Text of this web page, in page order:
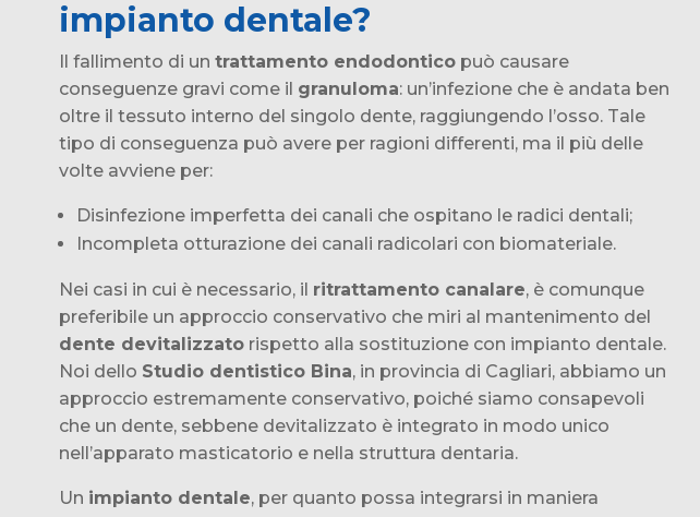
impianto dentale?
Il fallimento di un trattamento endodonticopuò causare
conseguenze gravi come il granuloma: un’infezione che è andata ben
oltre il tessuto interno del singolo dente, raggiungendo l’osso. Tale
tipo di conseguenza può avere per ragioni differenti, ma il più delle
volte avviene per:
Disinfezione imperfetta dei canali che ospitano le radici dentali;
Incompleta otturazione dei canali radicolari con biomateriale.
Nei casi in cui è necessario, il ritrattamento canalare, è comunque
preferibile un approccio conservativo che miri al mantenimento del
dente devitalizzatorispetto alla sostituzione con impianto dentale.
Noi dello Studio dentistico Bina, in provincia di Cagliari, abbiamo un
approccio estremamente conservativo, poiché siamo consapevoli
che un dente, sebbene devitalizzato è integrato in modo unico
nell’apparato masticatorio e nella struttura dentaria.
Un impianto dentale, per quanto possa integrarsi in maniera